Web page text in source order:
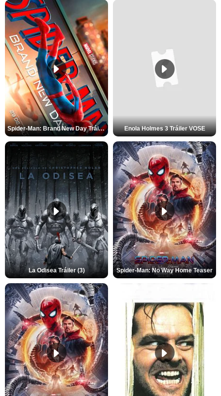
Spider-Man: Brand New Day Tráiler (3) Enola Holmes 3 Tráiler VOSE
La Odisea Tráiler (3) Spider-Man: No Way Home Teaser